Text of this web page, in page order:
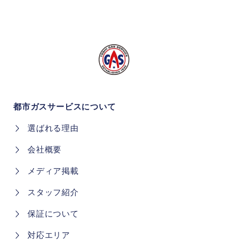
対応エリア
都市ガスサービスについて
選ばれる理由
会社概要
メディア掲載
スタッフ紹介
保証について